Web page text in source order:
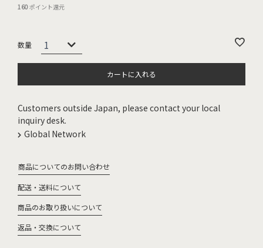
160ポイント還元
カートに入れる
Customers outside Japan, please contact your local
inquiry desk.
Global Network
商品についてのお問い合わせ
配送・送料について
商品のお取り扱いについて
返品・交換について